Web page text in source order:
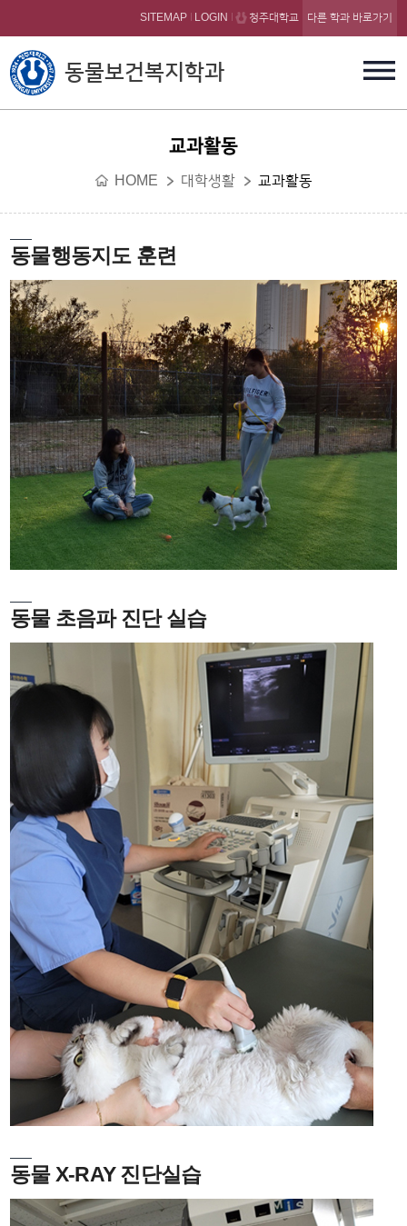
본문 바로가기
동물보건복지학과
SITEMAP LOGIN 청주대학교 다른 학과 바로가기
교과활동
HOME 대학생활 교과활동
동물행동지도 훈련
동물 초음파 진단 실습
동물 X-RAY 진단실습